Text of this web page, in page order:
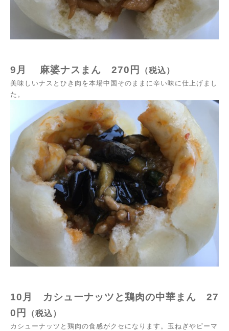
9月 麻婆ナスまん 270 円 （税込）
美味しいナスとひき肉を本場中国そのままに辛い味に仕上げまし
た。
10月 カシューナッツと鶏肉の中華まん 27
0円
（税込）
カシューナッツと鶏肉の食感がクセになります。玉ねぎやピーマ